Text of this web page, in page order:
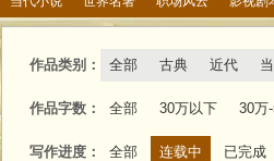
作品类别： 全部 古典 近代
作品字数： 全部 30万以下 30万
写作进度： 全部 连载中 已完成